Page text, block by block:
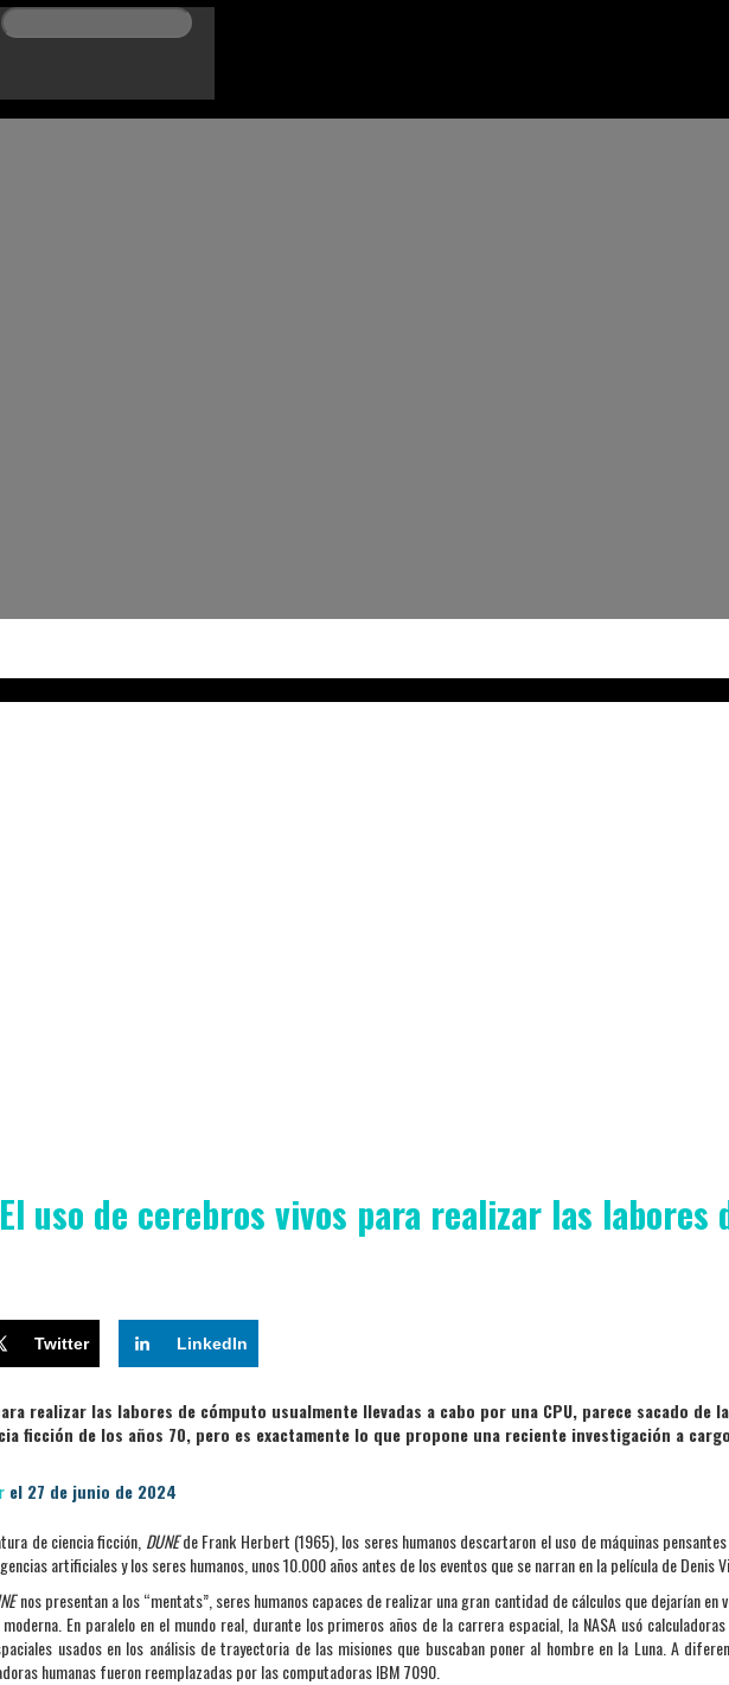
uso de cerebros vivos para realizar las labores
Twitter LinkedIn
realizar las labores de cómputo usualmente llevadas a cabo por una CPU, parece sacado de
ficción de los años 70, pero es exactamente lo que propone una reciente investigación a
el 27 de junio de 2024
de ciencia ficción, DUNEde Frank Herbert (1965), los seres humanos descartaron el uso de máquinas
artificiales y los seres humanos, unos 10.000 años antes de los eventos que se narran en la película de Denis
nos presentan a los “mentats”, seres humanos capaces de realizar una gran cantidad de cálculos que dejarían en
En paralelo en el mundo real, durante los primeros años de la carrera espacial, la NASA usó calculadoras
usados en los análisis de trayectoria de las misiones que buscaban poner al hombre en la Luna. A
humanas fueron reemplazadas por las computadoras IBM 7090.